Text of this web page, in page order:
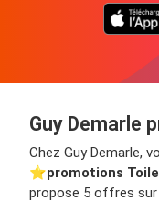
Guy Demarle
Chez Guy Demarle,
⭐️promotions Toile
propose 5 offres sur